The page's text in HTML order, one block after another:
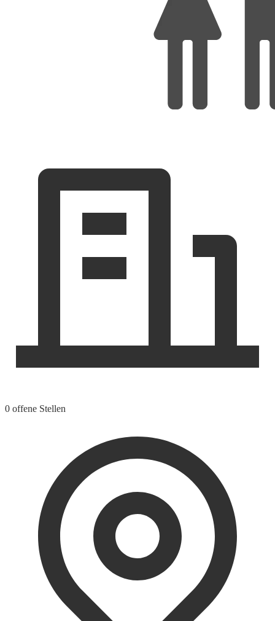
0 offene Stellen